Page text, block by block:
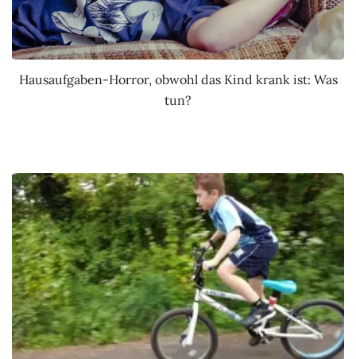
Hausaufgaben-Horror, obwohl das Kind krank ist: Was
tun?